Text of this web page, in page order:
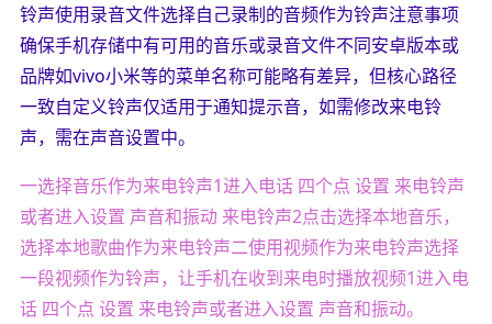
铃声使用录音文件选择自己录制的音频作为铃声注意事项
确保手机存储中有可用的音乐或录音文件不同安卓版本或
品牌如vivo小米等的菜单名称可能略有差异，但核心路径
一致自定义铃声仅适用于通知提示音，如需修改来电铃
声，需在声音设置中。
一选择音乐作为来电铃声1进入电话 四个点 设置 来电铃声
或者进入设置 声音和振动 来电铃声2点击选择本地音乐，
选择本地歌曲作为来电铃声二使用视频作为来电铃声选择
一段视频作为铃声，让手机在收到来电时播放视频1进入电
话 四个点 设置 来电铃声或者进入设置 声音和振动。